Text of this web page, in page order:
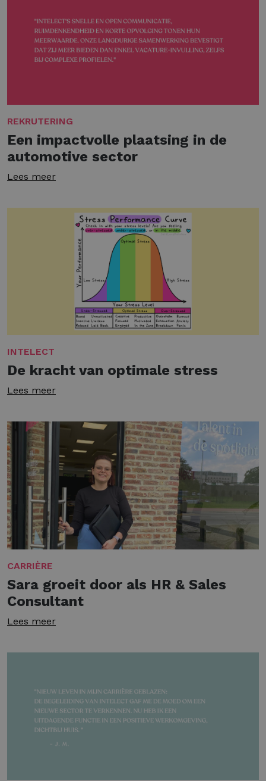
REKRUTERING
Een impactvolle plaatsing in de
automotive sector
Lees meer
INTELECT
De kracht van optimale stress
Lees meer
CARRIÈRE
Sara groeit door als HR & Sales
Consultant
Lees meer